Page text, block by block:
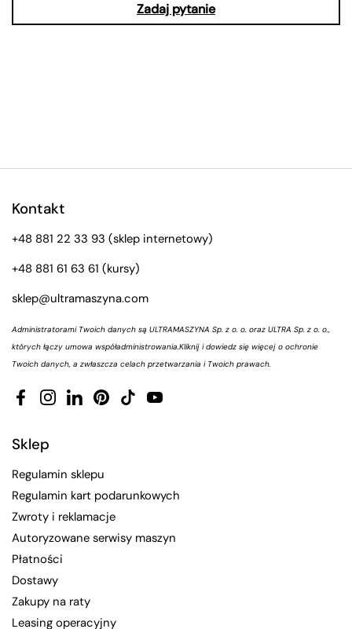
Zadaj pytanie
Kontakt
+48 881 22 33 93 (sklep internetowy)
+48 881 61 63 61 (kursy)
sklep@ultramaszyna.com
Administratorami Twoich danych są ULTRAMASZYNA Sp. z o. o. oraz ULTRA Sp. z o. o.,
których łączy umowa współadministrowania.Kliknij i dowiedz się więcej o ochronie
Twoich danych, a zwłaszcza celach przetwarzania i Twoich prawach.
FacebookInstagram
LinkedInPinterest
TikTokYouTube
Sklep
Regulamin sklepu
Regulamin kart podarunkowych
Zwroty i reklamacje
Autoryzowane serwisy maszyn
Płatności
Dostawy
Zakupy na raty
Leasing operacyjny